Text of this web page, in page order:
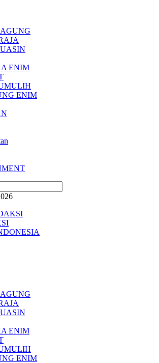
ENIM
ENIM
ENIM
ENIM